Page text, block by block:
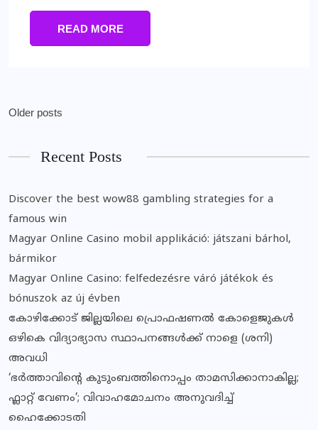
READ MORE
Older posts
Recent Posts
Discover the best wow88 gambling strategies for a
famous win
Magyar Online Casino mobil applikáció: játszani bárhol,
bármikor
Magyar Online Casino: felfedezésre váró játékok és
bónuszok az új évben
കോഴിക്കോട് ജില്ലയിലെ പ്രൊഫഷണൽ കോളെജുകൾ
ഒഴികെ വിദ്യാഭ്യാസ സ്ഥാപനങ്ങൾക്ക് നാളെ (ശനി)
അവധി
‘ഭർത്താവിന്റെ കുടുംബത്തിനൊപ്പം താമസിക്കാനാകില്ല;
ഫ്ലാറ്റ് വേണം’; വിവാഹമോചനം അനുവദിച്ച്
ഹൈക്കോടതി